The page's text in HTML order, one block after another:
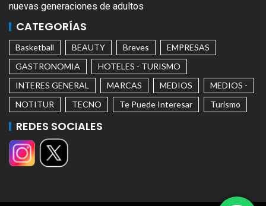
nuevas generaciones de adultos
CATEGORÍAS
Basketball BEAUTY Breves
EMPRESAS
GASTRONOMIA
HOTELES - TURISMO
INTERES GENERAL
MARCAS MEDIOS
MEDIOS -
NOTITUR
TECNO Te Puede Interesar Turismo
REDES SOCIALES